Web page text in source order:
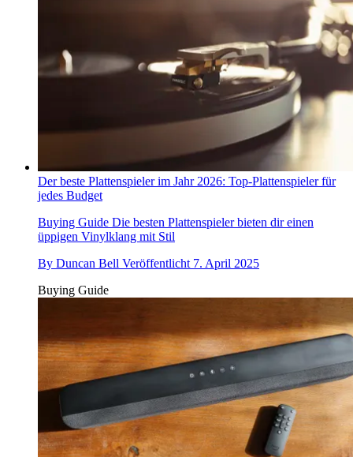
Der beste Plattenspieler im Jahr 2026: Top-Plattenspieler für
jedes Budget
Buying Guide Die besten Plattenspieler bieten dir einen
üppigen Vinylklang mit Stil
By Duncan Bell Veröffentlicht 7. April 2025
Buying Guide